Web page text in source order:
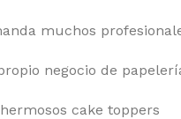
muchos
negocio de
cake toppers